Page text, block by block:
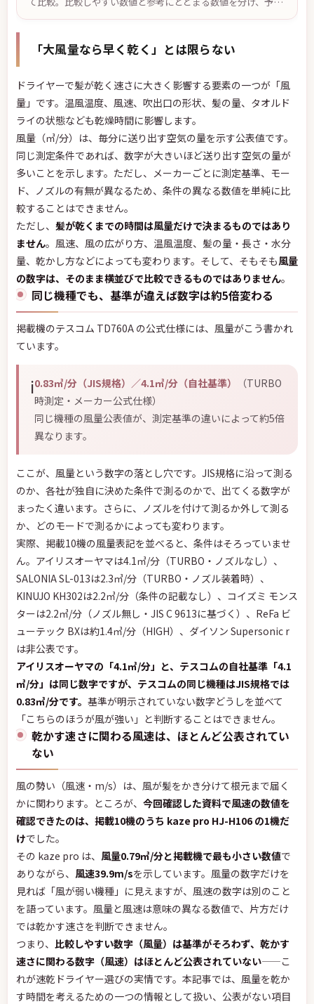
は2026年7月29日確認。
「大風量なら早く乾く」とは限らない
ドライヤーで髪が乾く速さに大きく影響する要素の一つが「風
量」です。温風温度、風速、吹出口の形状、髪の量、タオルド
ライの状態なども乾燥時間に影響します。
風量（㎥/分）は、毎分に送り出す空気の量を示す公表値です。
同じ測定条件であれば、数字が大きいほど送り出す空気の量が
多いことを示します。ただし、メーカーごとに測定基準、モー
ド、ノズルの有無が異なるため、条件の異なる数値を単純に比
較することはできません。
ただし、 髪が乾くまでの時間は風量だけで決まるものではあり
ません。風速、風の広がり方、温風温度、髪の量・長さ・水分
量、乾かし方などによっても変わります。そして、そもそも風量
の数字は、そのまま横並びで比較できるものではありません。
同じ機種でも、基準が違えば数字は約5倍変わる
掲載機のテスコム TD760A の公式仕様には、風量がこう書かれ
ています。
ℹ️0.83㎥/分（JIS規格）／4.1㎥/分（自社基準）
（TURBO
時測定・メーカー公式仕様）
同じ機種の風量公表値が、測定基準の違いによって約5倍
異なります。
ここが、風量という数字の落とし穴です。JIS規格に沿って測る
のか、各社が独自に決めた条件で測るのかで、出てくる数字が
まったく違います。さらに、ノズルを付けて測るか外して測る
か、どのモードで測るかによっても変わります。
実際、掲載10機の風量表記を並べると、条件はそろっていませ
ん。アイリスオーヤマは4.1㎥/分（TURBO・ノズルなし）、
SALONIA SL-013は2.3㎥/分（TURBO・ノズル装着時）、
KINUJO KH302は2.2㎥/分（条件の記載なし）、コイズミ モンス
ターは2.2㎥/分（ノズル無し・JIS C 9613に基づく）、ReFa ビ
ューテック BXは約1.4㎥/分（HIGH）、ダイソン Supersonic r
は非公表です。
アイリスオーヤマの「4.1㎥/分」と、テスコムの自社基準「4.1
㎥/分」は同じ数字ですが、テスコムの同じ機種はJIS規格では
0.83㎥/分です。 基準が明示されていない数字どうしを並べて
「こちらのほうが風が強い」と判断することはできません。
乾かす速さに関わる風速は、ほとんど公表されてい
ない
風の勢い（風速・m/s）は、風が髪をかき分けて根元まで届く
かに関わります。ところが、 今回確認した資料で風速の数値を
確認できたのは、掲載10機のうち kaze pro HJ-H106 の1機だ
けでした。
その kaze pro は、 風量0.79㎥/分と掲載機で最も小さい数値で
ありながら、 風速39.9m/sを示しています。風量の数字だけを
見れば「風が弱い機種」に見えますが、風速の数字は別のこと
を語っています。風量と風速は意味の異なる数値で、片方だけ
では乾かす速さを判断できません。
つまり、 比較しやすい数字（風量）は基準がそろわず、乾かす
速さに関わる数字（風速）はほとんど公表されていない——こ
れが速乾ドライヤー選びの実情です。本記事では、風量を乾か
す時間を考えるための一つの情報として扱い、公表がない項目